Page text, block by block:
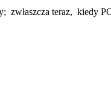
teraz, kiedy